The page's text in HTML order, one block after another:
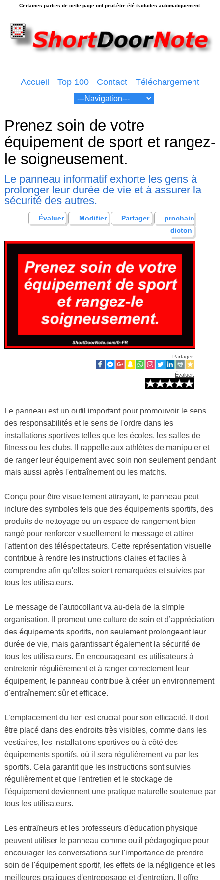
Accueil Top 100 Contact Téléchargement
Prenez soin de votre
équipement de sport et rangez-
le soigneusement.
Le panneau informatif exhorte les gens à
prolonger leur durée de vie et à assurer la
sécurité des autres.
... Évaluer ... Modifier ... Partager
... prochain
dicton
Partager:
Évaluer:
Le panneau est un outil important pour promouvoir le sens
des responsabilités et le sens de l'ordre dans les
installations sportives telles que les écoles, les salles de
fitness ou les clubs. Il rappelle aux athlètes de manipuler et
de ranger leur équipement avec soin non seulement pendant
mais aussi après l'entraînement ou les matchs.
Conçu pour être visuellement attrayant, le panneau peut
inclure des symboles tels que des équipements sportifs, des
produits de nettoyage ou un espace de rangement bien
rangé pour renforcer visuellement le message et attirer
l'attention des téléspectateurs. Cette représentation visuelle
contribue à rendre les instructions claires et faciles à
comprendre afin qu'elles soient remarquées et suivies par
tous les utilisateurs.
Le message de l'autocollant va au-delà de la simple
organisation. Il promeut une culture de soin et d’appréciation
des équipements sportifs, non seulement prolongeant leur
durée de vie, mais garantissant également la sécurité de
tous les utilisateurs. En encourageant les utilisateurs à
entretenir régulièrement et à ranger correctement leur
équipement, le panneau contribue à créer un environnement
d'entraînement sûr et efficace.
L’emplacement du lien est crucial pour son efficacité. Il doit
être placé dans des endroits très visibles, comme dans les
vestiaires, les installations sportives ou à côté des
équipements sportifs, où il sera régulièrement vu par les
sportifs. Cela garantit que les instructions sont suivies
régulièrement et que l'entretien et le stockage de
l'équipement deviennent une pratique naturelle soutenue par
tous les utilisateurs.
Les entraîneurs et les professeurs d'éducation physique
peuvent utiliser le panneau comme outil pédagogique pour
encourager les conversations sur l'importance de prendre
soin de l'équipement sportif, les effets de la négligence et les
meilleures pratiques d'entreposage et d'entretien. Il offre